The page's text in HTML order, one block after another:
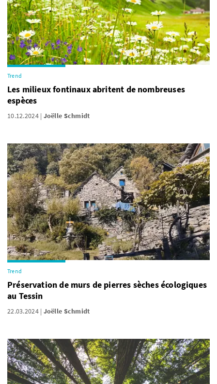
Trend
Les milieux fontinaux abritent de nombreuses
espèces
10.12.2024 Joëlle Schmidt
Trend
Préservation de murs de pierres sèches écologiques
au Tessin
22.03.2024 Joëlle Schmidt